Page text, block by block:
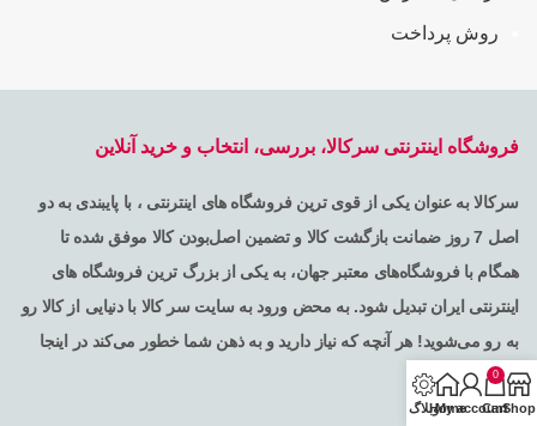
روش پرداخت
فروشگاه اینترنتی سرکالا، بررسی، انتخاب و خرید آنلاین
سرکالا به عنوان یکی از قوی ترین فروشگاه های اینترنتی ، با پایبندی به دو
اصل 7 روز ضمانت بازگشت کالا و تضمین اصل‌بودن کالا موفق شده تا
همگام با فروشگاه‌های معتبر جهان، به یکی از بزرگ ترین فروشگاه های
اینترنتی ایران تبدیل شود. به محض ورود به سایت سر کالا با دنیایی از کالا رو
به رو می‌شوید! هر آنچه که نیاز دارید و به ذهن شما خطور می‌کند در اینجا
پیدا خواهید کرد .
Shop
0
Cart
My account
Homeوبلاگ